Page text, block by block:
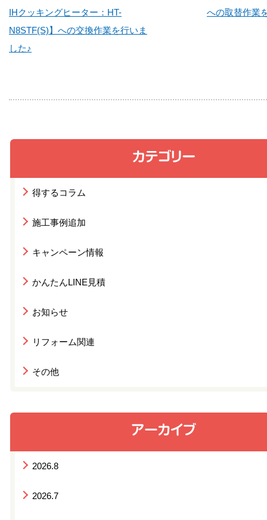
得するコラム
施工事例追加
キャンペーン情報
かんたんLINE見積
お知らせ
リフォーム関連
その他
2026.8
2026.7
IHクッキングヒーター：HT-
N8STF(S)】への交換作業を行いま
した♪
への取替作業